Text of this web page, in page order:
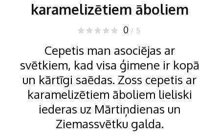
karamelizētiem āboliem
0 / 5
Cepetis man asociējas ar
svētkiem, kad visa ģimene ir kopā
un kārtīgi saēdas. Zoss cepetis ar
karamelizētiem āboliem lieliski
iederas uz Mārtiņdienas un
Ziemassvētku galda.